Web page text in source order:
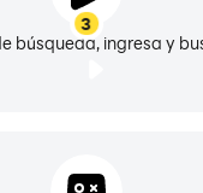
3
búsqueda, ingresa y